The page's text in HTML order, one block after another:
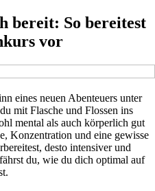
bereit: So bereitest
vor
eines neuen Abenteuers unter
mit Flasche und Flossen ins
mental als auch körperlich gut
Konzentration und eine gewisse
desto intensiver und
du, wie du dich optimal auf